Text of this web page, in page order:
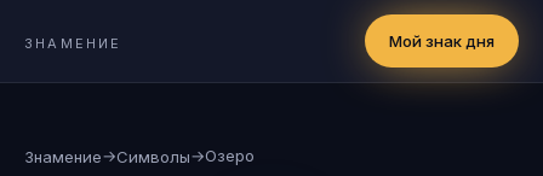
ЗНАМЕНИЕ Мой знак дня
Знамение→Символы→Озеро